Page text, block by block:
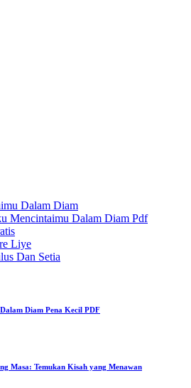
Dalam Diam
Mencintaimu Dalam Diam Pdf
Liye
Dan Setia
Diam Pena Kecil PDF
Masa: Temukan Kisah yang Menawan